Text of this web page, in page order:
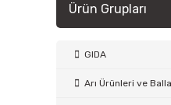
Ürün Grupları
GIDA
Arı Ürünleri ve